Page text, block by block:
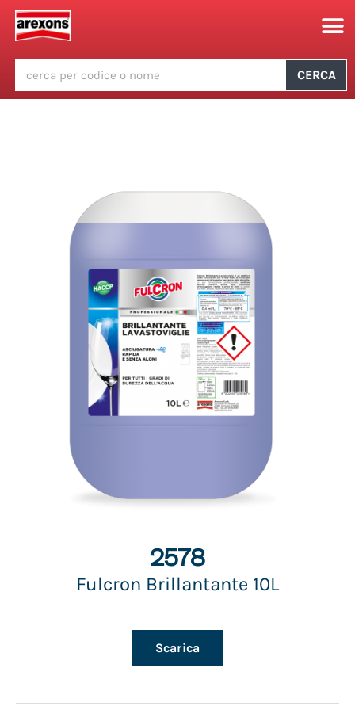
CERCA
2578
Fulcron Brillantante 10L
Scarica